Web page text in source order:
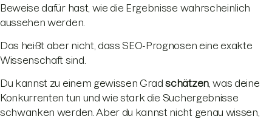
Beweise dafür hast, wie die Ergebnisse wahrscheinlich
aussehen werden.
Das heißt aber nicht, dass SEO-Prognosen eine exakte
Wissenschaft sind.
Du kannst zu einem gewissen Gradschätzen, was deine
Konkurrenten tun und wie stark die Suchergebnisse
schwanken werden. Aber du kannst nicht genau wissen,